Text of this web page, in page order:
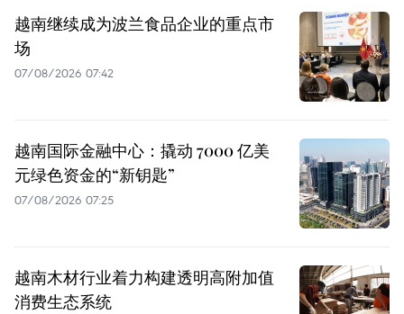
越南继续成为波兰食品企业的重点市
场
07/08/2026 07:42
越南国际金融中心：撬动 7000 亿美
元绿色资金的“新钥匙”
07/08/2026 07:25
越南木材行业着力构建透明高附加值
消费生态系统